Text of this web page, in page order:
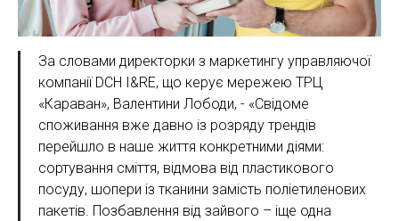
За словами директорки з маркетингу управляючої
компанії DCH I&RE, що керує мережею ТРЦ
«Караван», Валентини Лободи, - «Свідоме
споживання вже давно із розряду трендів
перейшло в наше життя конкретними діями:
сортування сміття, відмова від пластикового
посуду, шопери із тканини замість поліетиленових
пакетів. Позбавлення від зайвого – іще одна